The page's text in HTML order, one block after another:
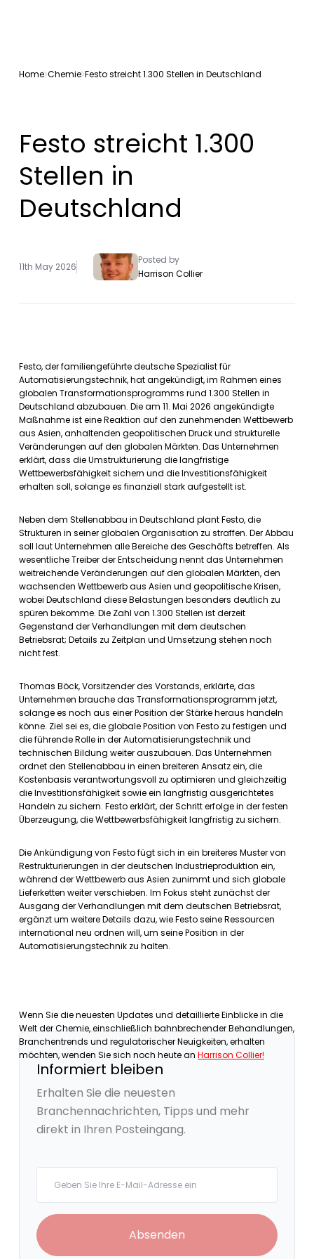
Home Chemie Festo streicht 1.300 Stellen in Deutschland
Festo streicht 1.300
Stellen in
Deutschland
11th May 2026
Posted by
Harrison Collier
Festo, der familiengeführte deutsche Spezialist für
Automatisierungstechnik, hat angekündigt, im Rahmen eines
globalen Transformationsprogramms rund 1.300 Stellen in
Deutschland abzubauen. Die am 11. Mai 2026 angekündigte
Maßnahme ist eine Reaktion auf den zunehmenden Wettbewerb
aus Asien, anhaltenden geopolitischen Druck und strukturelle
Veränderungen auf den globalen Märkten. Das Unternehmen
erklärt, dass die Umstrukturierung die langfristige
Wettbewerbsfähigkeit sichern und die Investitionsfähigkeit
erhalten soll, solange es finanziell stark aufgestellt ist.
Neben dem Stellenabbau in Deutschland plant Festo, die
Strukturen in seiner globalen Organisation zu straffen. Der Abbau
soll laut Unternehmen alle Bereiche des Geschäfts betreffen. Als
wesentliche Treiber der Entscheidung nennt das Unternehmen
weitreichende Veränderungen auf den globalen Märkten, den
wachsenden Wettbewerb aus Asien und geopolitische Krisen,
wobei Deutschland diese Belastungen besonders deutlich zu
spüren bekomme. Die Zahl von 1.300 Stellen ist derzeit
Gegenstand der Verhandlungen mit dem deutschen
Betriebsrat; Details zu Zeitplan und Umsetzung stehen noch
nicht fest.
Thomas Böck, Vorsitzender des Vorstands, erklärte, das
Unternehmen brauche das Transformationsprogramm jetzt,
solange es noch aus einer Position der Stärke heraus handeln
könne. Ziel sei es, die globale Position von Festo zu festigen und
die führende Rolle in der Automatisierungstechnik und
technischen Bildung weiter auszubauen. Das Unternehmen
ordnet den Stellenabbau in einen breiteren Ansatz ein, die
Kostenbasis verantwortungsvoll zu optimieren und gleichzeitig
die Investitionsfähigkeit sowie ein langfristig ausgerichtetes
Handeln zu sichern. Festo erklärt, der Schritt erfolge in der festen
Überzeugung, die Wettbewerbsfähigkeit langfristig zu sichern.
Die Ankündigung von Festo fügt sich in ein breiteres Muster von
Restrukturierungen in der deutschen Industrieproduktion ein,
während der Wettbewerb aus Asien zunimmt und sich globale
Lieferketten weiter verschieben. Im Fokus steht zunächst der
Ausgang der Verhandlungen mit dem deutschen Betriebsrat,
ergänzt um weitere Details dazu, wie Festo seine Ressourcen
international neu ordnen will, um seine Position in der
Automatisierungstechnik zu halten.
Wenn Sie die neuesten Updates und detaillierte Einblicke in die
Welt der Chemie, einschließlich bahnbrechender Behandlungen,
Branchentrends und regulatorischer Neuigkeiten, erhalten
möchten, wenden Sie sich noch heute an Harrison Collier!
Informiert bleiben
Erhalten Sie die neuesten
Branchennachrichten, Tipps und mehr
direkt in Ihren Posteingang.
Absenden